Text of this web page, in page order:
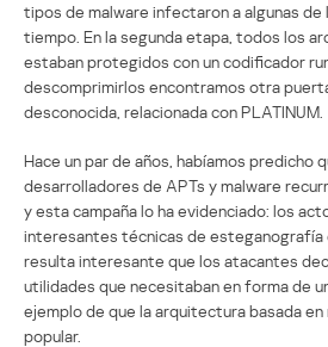
tipos de malware infectaron a algunas de
tiempo. En la segunda etapa, todos los
estaban protegidos con un codificador
descomprimirlos encontramos otra
desconocida, relacionada con PLATINUM.
Hace un par de años, habíamos predicho
desarrolladores de APTs y malware
y esta campaña lo ha evidenciado: los
interesantes técnicas de esteganografía
resulta interesante que los atacantes
utilidades que necesitaban en forma de
ejemplo de que la arquitectura basada en
popular.